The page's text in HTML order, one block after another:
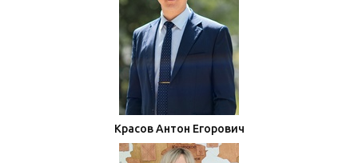
Красов Антон Егорович